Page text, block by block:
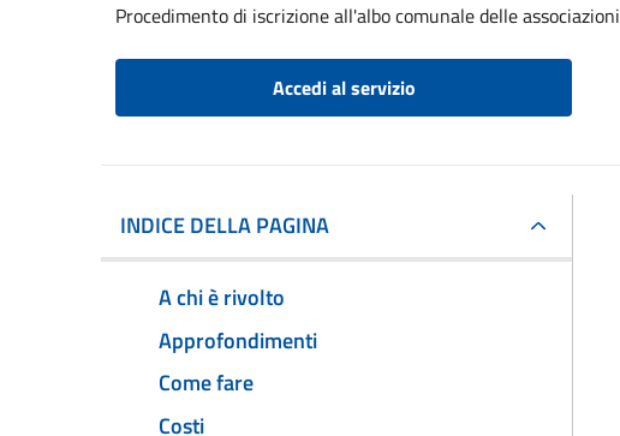
Procedimento di iscrizione all'albo comunale delle associazioni
Accedi al servizio
INDICE DELLA PAGINA
A chi è rivolto
Approfondimenti
Come fare
Costi